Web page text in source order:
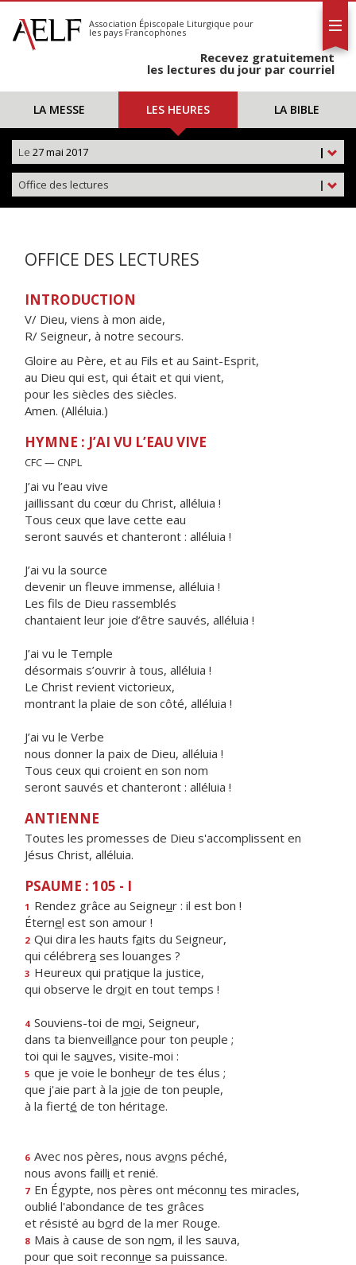
S'abonner
Calendrier
Association Épiscopale Liturgique pour
les pays Francophones
Recevez gratuitement
les lectures du jour par courriel
LA MESSE LES HEURES LA BIBLE
|
Le 27 mai 2017
|
Office des lectures
OFFICE DES LECTURES
INTRODUCTION
V/ Dieu, viens à mon aide,
R/ Seigneur, à notre secours.
Gloire au Père, et au Fils et au Saint-Esprit,
au Dieu qui est, qui était et qui vient,
pour les siècles des siècles.
Amen. (Alléluia.)
HYMNE : J’AI VU L’EAU VIVE
CFC — CNPL
J’ai vu l’eau vive
jaillissant du cœur du Christ, alléluia !
Tous ceux que lave cette eau
seront sauvés et chanteront : alléluia !
J’ai vu la source
devenir un fleuve immense, alléluia !
Les fils de Dieu rassemblés
chantaient leur joie d’être sauvés, alléluia !
J’ai vu le Temple
désormais s’ouvrir à tous, alléluia !
Le Christ revient victorieux,
montrant la plaie de son côté, alléluia !
J’ai vu le Verbe
nous donner la paix de Dieu, alléluia !
Tous ceux qui croient en son nom
seront sauvés et chanteront : alléluia !
ANTIENNE
Toutes les promesses de Dieu s'accomplissent en
Jésus Christ, alléluia.
PSAUME : 105 - I
1 Rendez grâce au Seigneur : il est bon !
Éternel est son amour !
2 Qui dira les hauts faits du Seigneur,
qui célébrera ses louanges ?
3 Heureux qui pratique la justice,
qui observe le droit en tout temps !
4 Souviens-toi de moi, Seigneur,
dans ta bienveillance pour ton peuple ;
toi qui le sauves, visite-moi :
5 que je voie le bonheur de tes élus ;
que j'aie part à la joie de ton peuple,
à la fierté de ton héritage.
6 Avec nos pères, nous avons péché,
nous avons failli et renié.
7 En Égypte, nos pères ont méconnu tes miracles,
oublié l'abondance de tes grâces
et résisté au bord de la mer Rouge.
8 Mais à cause de son nom, il les sauva,
pour que soit reconnue sa puissance.